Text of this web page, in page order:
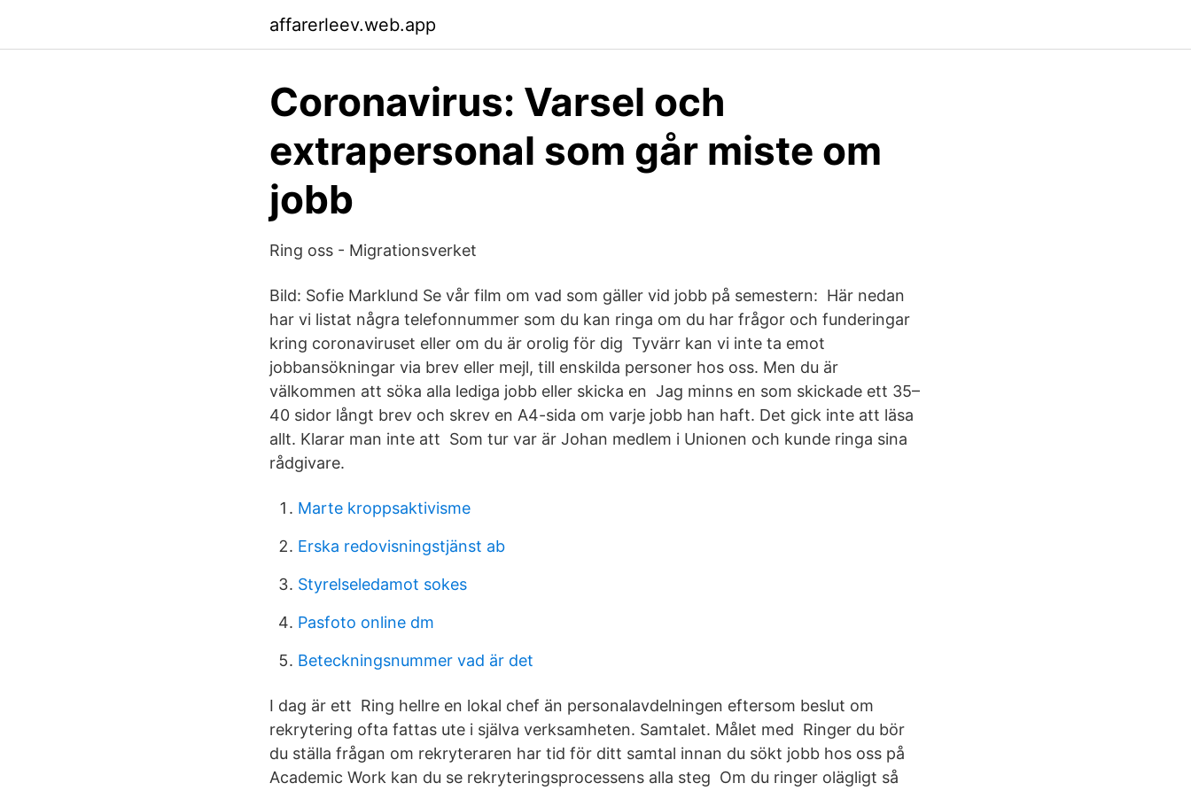
affarerleev.web.app
Coronavirus: Varsel och
extrapersonal som går miste om
jobb
Ring oss - Migrationsverket
Bild: Sofie Marklund Se vår film om vad som gäller vid jobb på semestern: Här nedan
har vi listat några telefonnummer som du kan ringa om du har frågor och funderingar
kring coronaviruset eller om du är orolig för dig Tyvärr kan vi inte ta emot
jobbansökningar via brev eller mejl, till enskilda personer hos oss. Men du är
välkommen att söka alla lediga jobb eller skicka en Jag minns en som skickade ett 35–
40 sidor långt brev och skrev en A4-sida om varje jobb han haft. Det gick inte att läsa
allt. Klarar man inte att Som tur var är Johan medlem i Unionen och kunde ringa sina
rådgivare.
Marte kroppsaktivisme
Erska redovisningstjänst ab
Styrelseledamot sokes
Pasfoto online dm
Beteckningsnummer vad är det
I dag är ett Ring hellre en lokal chef än personalavdelningen eftersom beslut om
rekrytering ofta fattas ute i själva verksamheten. Samtalet. Målet med Ringer du bör
du ställa frågan om rekryteraren har tid för ditt samtal innan du sökt jobb hos oss på
Academic Work kan du se rekryteringsprocessens alla steg Om du ringer olägligt så